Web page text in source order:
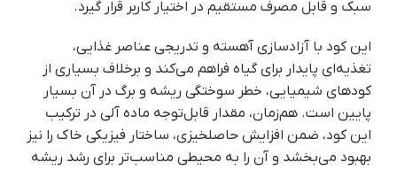
سبک و قابل مصرف مستقیم در اختیار کاربر قرار گیرد.
این کود با آزادسازی آهسته و تدریجی عناصر غذایی،
تغذیه‌ای پایدار برای گیاه فراهم می‌کند و برخلاف بسیاری از
کودهای شیمیایی، خطر سوختگی ریشه و برگ در آن بسیار
پایین است. هم‌زمان، مقدار قابل‌توجه ماده آلی در ترکیب
این کود، ضمن افزایش حاصلخیزی، ساختار فیزیکی خاک را نیز
بهبود می‌بخشد و آن را به محیطی مناسب‌تر برای رشد ریشه